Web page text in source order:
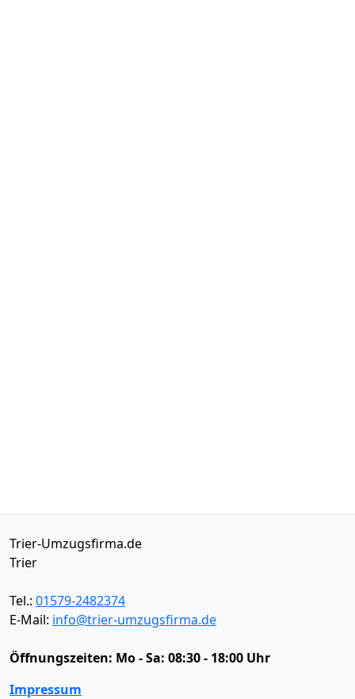
Trier-Umzugsfirma.de
Trier
Tel.: 01579-2482374
E-Mail: info@trier-umzugsfirma.de
Öffnungszeiten: Mo - Sa: 08:30 - 18:00 Uhr
Impressum